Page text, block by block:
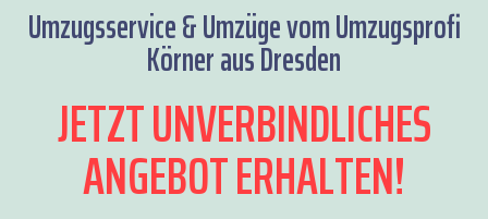
Umzugsservice & Umzüge vom Umzugsprofi
Körner aus Dresden
JETZT UNVERBINDLICHES
ANGEBOT ERHALTEN!